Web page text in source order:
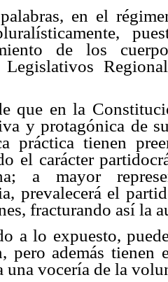
en el
de los
Legislativos
que en la
y protagónica de
práctica tienen
el carácter
a mayor
prevalecerá el
fracturando así la
a lo expuesto,
pero además
una vocería de la